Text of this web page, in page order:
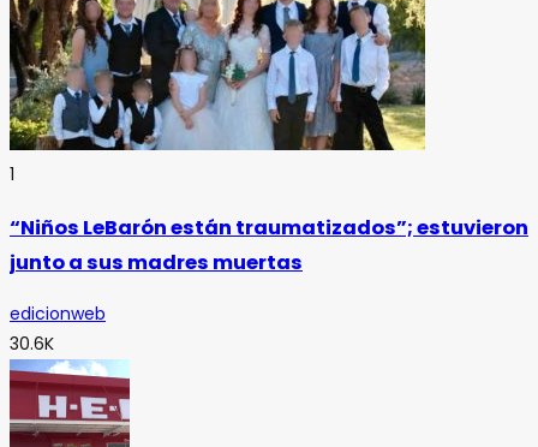
1
“Niños LeBarón están traumatizados”; estuvieron
junto a sus madres muertas
edicionweb
30.6K